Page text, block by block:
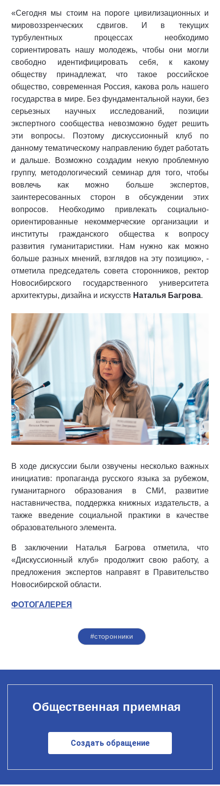
«Сегодня мы стоим на пороге цивилизационных и
мировоззренческих сдвигов. И в текущих
турбулентных процессах необходимо
сориентировать нашу молодежь, чтобы они могли
свободно идентифицировать себя, к какому
обществу принадлежат, что такое российское
общество, современная Россия, какова роль нашего
государства в мире. Без фундаментальной науки, без
серьезных научных исследований, позиции
экспертного сообщества невозможно будет решить
эти вопросы. Поэтому дискуссионный клуб по
данному тематическому направлению будет работать
и дальше. Возможно создадим некую проблемную
группу, методологический семинар для того, чтобы
вовлечь как можно больше экспертов,
заинтересованных сторон в обсуждении этих
вопросов. Необходимо привлекать социально-
ориентированные некоммерческие организации и
институты гражданского общества к вопросу
развития гуманитаристики. Нам нужно как можно
больше разных мнений, взглядов на эту позицию», -
отметила председатель совета сторонников, ректор
Новосибирского государственного университета
архитектуры, дизайна и искусств Наталья Багрова.
В ходе дискуссии были озвучены несколько важных
инициатив: пропаганда русского языка за рубежом,
гуманитарного образования в СМИ, развитие
наставничества, поддержка книжных издательств, а
также введение социальной практики в качестве
образовательного элемента.
В заключении Наталья Багрова отметила, что
«Дискуссионный клуб» продолжит свою работу, а
предложения экспертов направят в Правительство
Новосибирской области.
ФОТОГАЛЕРЕЯ
#сторонники
Общественная приемная
Создать обращение